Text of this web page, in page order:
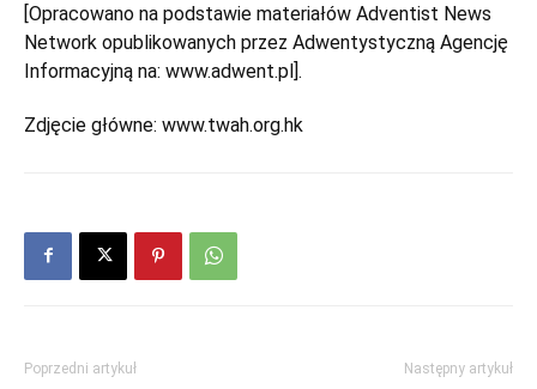
[Opracowano na podstawie materiałów Adventist News
Network opublikowanych przez Adwentystyczną Agencję
Informacyjną na: www.adwent.pl].
Zdjęcie główne: www.twah.org.hk
Poprzedni artykuł Następny artykuł